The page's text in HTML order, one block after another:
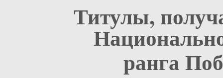
Титулы,
ранга